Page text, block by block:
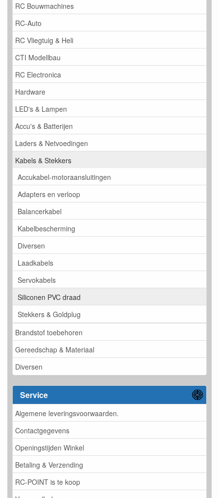
RC Bouwmachines
RC-Auto
RC Vliegtuig & Heli
CTI Modellbau
RC Electronica
Hardware
LED's & Lampen
Accu's & Batterijen
Laders & Netvoedingen
Kabels & Stekkers
Accukabel-motoraansluitingen
Adapters en verloop
Balancerkabel
Kabelbescherming
Diversen
Laadkabels
Servokabels
Siliconen PVC draad
Stekkers & Goldplug
Brandstof toebehoren
Gereedschap & Materiaal
Diversen
Service
Algemene leveringsvoorwaarden.
Contactgegevens
Openingstijden Winkel
Betaling & Verzending
RC-POINT is te koop